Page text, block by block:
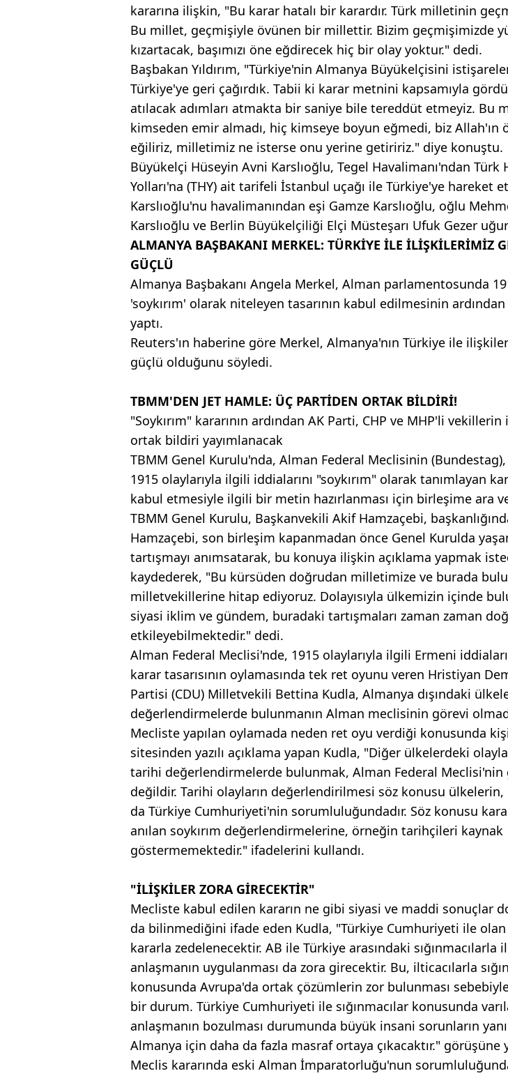
kararına ilişkin, "Bu karar hatalı bir karardır. Türk milletinin
Bu millet, geçmişiyle övünen bir millettir. Bizim geçmişimizde
kızartacak, başımızı öne eğdirecek hiç bir olay yoktur." dedi.
Başbakan Yıldırım, "Türkiye'nin Almanya Büyükelçisini
Türkiye'ye geri çağırdık. Tabii ki karar metnini kapsamıyla
atılacak adımları atmakta bir saniye bile tereddüt etmeyiz. Bu
kimseden emir almadı, hiç kimseye boyun eğmedi, biz Allah'ın
eğiliriz, milletimiz ne isterse onu yerine getiririz." diye konuştu.
Büyükelçi Hüseyin Avni Karslıoğlu, Tegel Havalimanı'ndan Türk
Yolları'na (THY) ait tarifeli İstanbul uçağı ile Türkiye'ye hareket
Karslıoğlu'nu havalimanından eşi Gamze Karslıoğlu, oğlu
Karslıoğlu ve Berlin Büyükelçiliği Elçi Müsteşarı Ufuk Gezer
ALMANYA BAŞBAKANI MERKEL: TÜRKİYE İLE İLİŞKİLERİMİZ
GÜÇLÜ
Almanya Başbakanı Angela Merkel, Alman parlamentosunda
'soykırım' olarak niteleyen tasarının kabul edilmesinin ardından
yaptı.
Reuters'ın haberine göre Merkel, Almanya'nın Türkiye ile
güçlü olduğunu söyledi.
TBMM'DEN JET HAMLE: ÜÇ PARTİDEN ORTAK BİLDİRİ!
"Soykırım" kararının ardından AK Parti, CHP ve MHP'li vekillerin
ortak bildiri yayımlanacak
TBMM Genel Kurulu'nda, Alman Federal Meclisinin
1915 olaylarıyla ilgili iddialarını "soykırım" olarak tanımlayan
kabul etmesiyle ilgili bir metin hazırlanması için birleşime ara
TBMM Genel Kurulu, Başkanvekili Akif Hamzaçebi,
Hamzaçebi, son birleşim kapanmadan önce Genel Kurulda
tartışmayı anımsatarak, bu konuya ilişkin açıklama yapmak
kaydederek, "Bu kürsüden doğrudan milletimize ve burada
milletvekillerine hitap ediyoruz. Dolayısıyla ülkemizin içinde
siyasi iklim ve gündem, buradaki tartışmaları zaman zaman
etkileyebilmektedir." dedi.
Alman Federal Meclisi'nde, 1915 olaylarıyla ilgili Ermeni
karar tasarısının oylamasında tek ret oyunu veren Hristiyan
Partisi (CDU) Milletvekili Bettina Kudla, Almanya dışındaki
değerlendirmelerde bulunmanın Alman meclisinin görevi
Mecliste yapılan oylamada neden ret oyu verdiği konusunda
sitesinden yazılı açıklama yapan Kudla, "Diğer ülkelerdeki
tarihi değerlendirmelerde bulunmak, Alman Federal Meclisi'nin
değildir. Tarihi olayların değerlendirilmesi söz konusu
da Türkiye Cumhuriyeti'nin sorumluluğundadır. Söz konusu
anılan soykırım değerlendirmelerine, örneğin tarihçileri kaynak
göstermemektedir." ifadelerini kullandı.
"İLİŞKİLER ZORA GİRECEKTİR"
Mecliste kabul edilen kararın ne gibi siyasi ve maddi sonuçlar
da bilinmediğini ifade eden Kudla, "Türkiye Cumhuriyeti ile
kararla zedelenecektir. AB ile Türkiye arasındaki sığınmacılarla
anlaşmanın uygulanması da zora girecektir. Bu, ilticacılarla
konusunda Avrupa'da ortak çözümlerin zor bulunması
bir durum. Türkiye Cumhuriyeti ile sığınmacılar konusunda
anlaşmanın bozulması durumunda büyük insani sorunların yanı
Almanya için daha da fazla masraf ortaya çıkacaktır." görüşüne
Meclis kararında eski Alman İmparatorluğu'nun